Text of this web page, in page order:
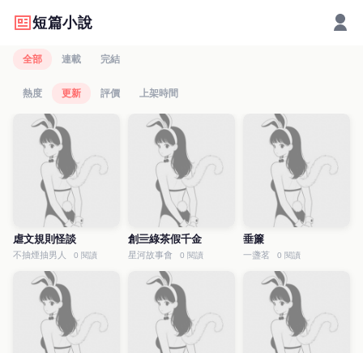
短篇小說
全部 連載 完結
熱度 更新 評價 上架時間
虐文規則怪談
不抽煙抽男人 0 閱讀
創亖綠茶假千金
星河故事會 0 閱讀
垂簾
一盞茗 0 閱讀